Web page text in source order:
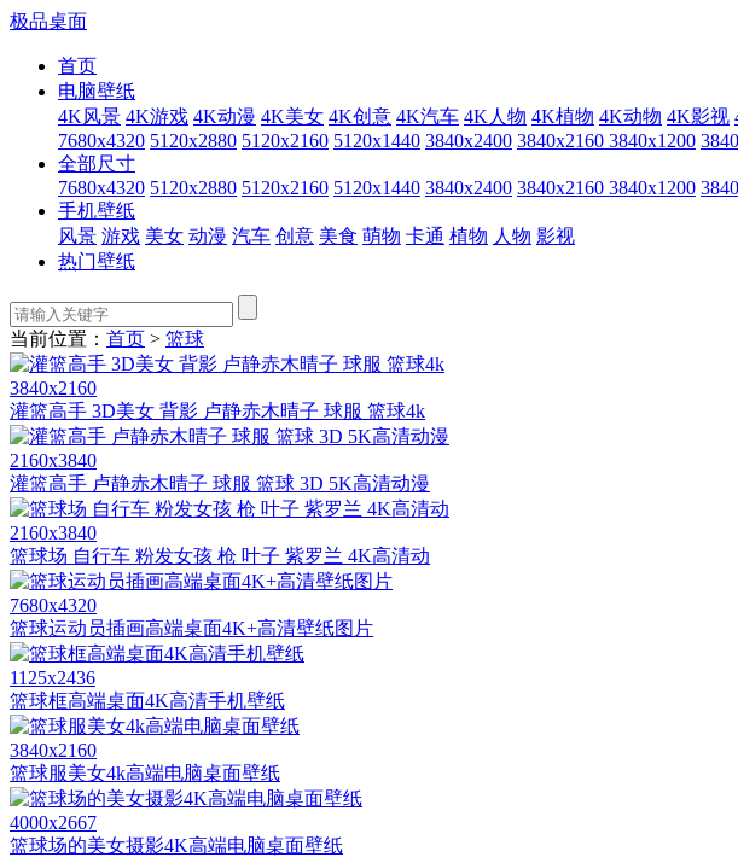
极品桌面
首页
电脑壁纸
4K风景 4K游戏 4K动漫 4K美女 4K创意 4K汽车 4K人物 4K植物 4K动物 4K影视
7680x4320 5120x2880 5120x2160 5120x1440 3840x2400 3840x2160 3840x1200
全部尺寸
7680x4320 5120x2880 5120x2160 5120x1440 3840x2400 3840x2160 3840x1200
手机壁纸
风景 游戏 美女 动漫 汽车 创意 美食 萌物 卡通 植物 人物 影视
热门壁纸
当前位置： 首页 > 篮球
3840x2160
灌篮高手 3D美女 背影 卢静赤木晴子 球服 篮球4k
2160x3840
灌篮高手 卢静赤木晴子 球服 篮球 3D 5K高清动漫
2160x3840
篮球场 自行车 粉发女孩 枪 叶子 紫罗兰 4K高清动
7680x4320
篮球运动员插画高端桌面4K+高清壁纸图片
1125x2436
篮球框高端桌面4K高清手机壁纸
3840x2160
篮球服美女4k高端电脑桌面壁纸
4000x2667
篮球场的美女摄影4K高端电脑桌面壁纸